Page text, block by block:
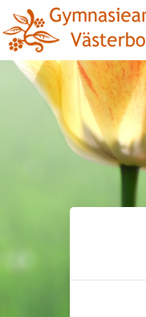
Hoppa
till
innehåll
Hoppa
till
undermeny